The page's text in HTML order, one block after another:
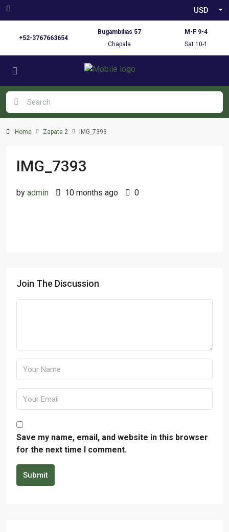
USD
+52-3767663654
Bugambilias 57
Chapala
M-F 9-4
Sat 10-1
Home Zapata 2 IMG_7393
IMG_7393
by admin 10 months ago 0
Join The Discussion
Save my name, email, and website in this browser
for the next time I comment.
Submit